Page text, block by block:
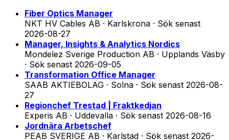
Fiber Optics Manager
NKT HV Cables AB · Karlskrona · Sök senast
2026-08-27
Manager, Insights & Analytics Nordics
Mondelez Sverige Production AB · Upplands Väsby
· Sök senast 2026-09-05
Transformation Office Manager
SAAB AKTIEBOLAG · Solna · Sök senast 2026-08-
27
Regionchef Trestad | Fraktkedjan
Experis AB · Uddevalla · Sök senast 2026-08-16
Jordnära Arbetschef
PEAB SVERIGE AB · Karlstad · Sök senast 2026-